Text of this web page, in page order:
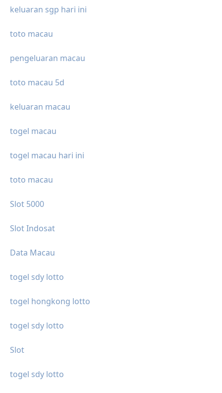
keluaran sgp hari ini
toto macau
pengeluaran macau
toto macau 5d
keluaran macau
togel macau
togel macau hari ini
toto macau
Slot 5000
Slot Indosat
Data Macau
togel sdy lotto
togel hongkong lotto
togel sdy lotto
Slot
togel sdy lotto